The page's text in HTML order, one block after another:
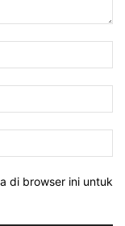
di browser ini untuk